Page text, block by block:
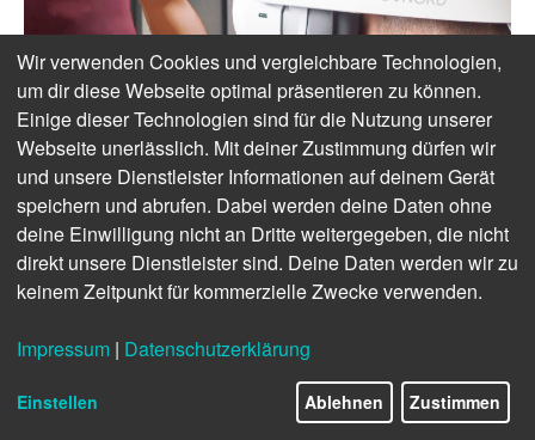
Wir verwenden Cookies und vergleichbare Technologien,
um dir diese Webseite optimal präsentieren zu können.
Einige dieser Technologien sind für die Nutzung unserer
Webseite unerlässlich. Mit deiner Zustimmung dürfen wir
und unsere Dienstleister Informationen auf deinem Gerät
speichern und abrufen. Dabei werden deine Daten ohne
deine Einwilligung nicht an Dritte weitergegeben, die nicht
direkt unsere Dienstleister sind. Deine Daten werden wir zu
keinem Zeitpunkt für kommerzielle Zwecke verwenden.
Impressum | Datenschutzerklärung
Einstellen Ablehnen Zustimmen